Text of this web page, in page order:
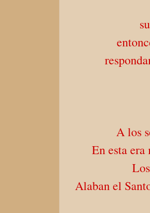
A los
En esta
Alaban el